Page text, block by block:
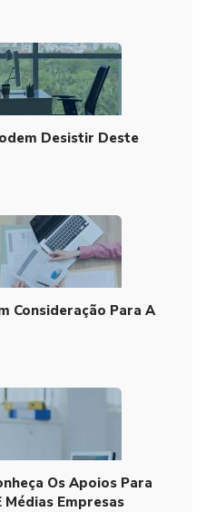
Desistir Deste
Consideração Para A
Os Apoios Para
Médias Empresas